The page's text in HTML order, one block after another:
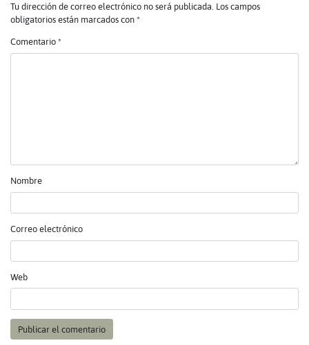
Tu dirección de correo electrónico no será publicada. Los campos
obligatorios están marcados con *
Comentario *
Nombre
Correo electrónico
Web